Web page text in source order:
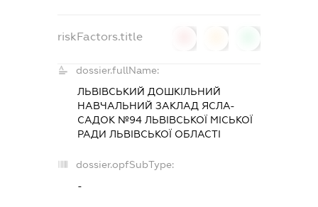
riskFactors.title
dossier.fullName:
ЛЬВІВСЬКИЙ ДОШКІЛЬНИЙ
НАВЧАЛЬНИЙ ЗАКЛАД ЯСЛА-
САДОК №94 ЛЬВІВСЬКОЇ МІСЬКОЇ
РАДИ ЛЬВІВСЬКОЇ ОБЛАСТІ
dossier.opfSubType:
-